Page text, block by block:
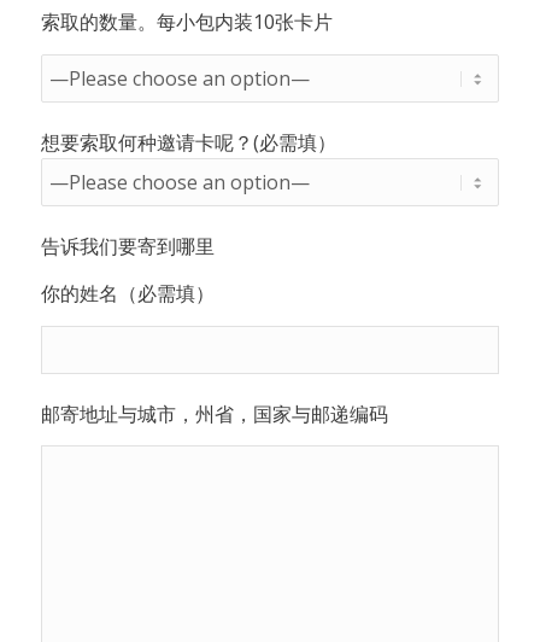
索取的数量。每小包内装10张卡片
想要索取何种邀请卡呢？(必需填）
告诉我们要寄到哪里
你的姓名（必需填）
邮寄地址与城市，州省，国家与邮递编码